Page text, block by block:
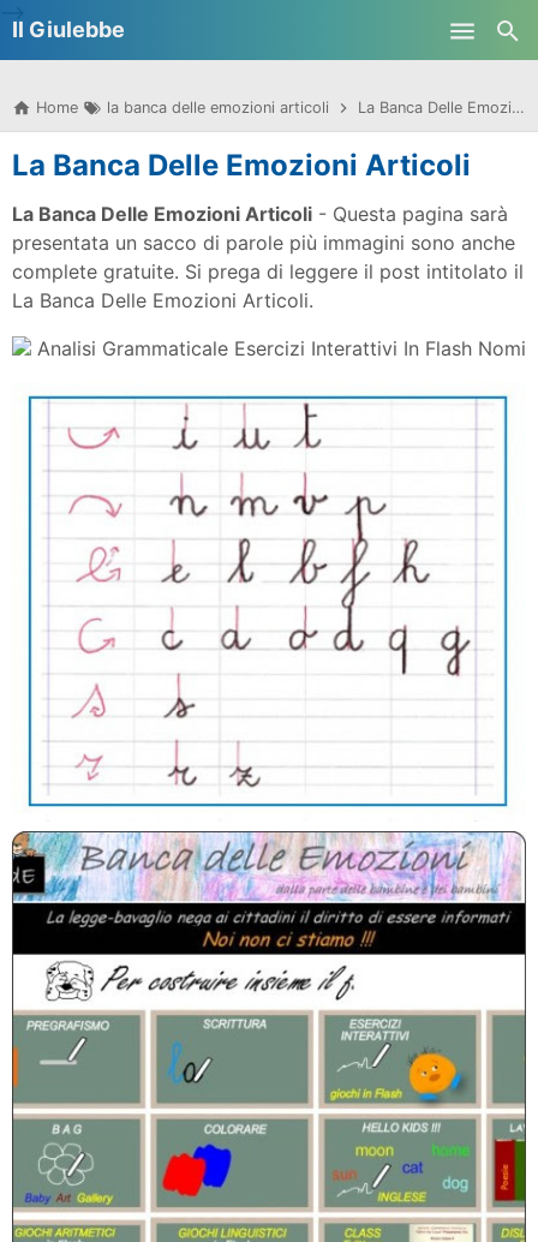
Il Giulebbe
Home la banca delle emozioni articoli La Banca Delle Emozioni Articoli
La Banca Delle Emozioni Articoli
La Banca Delle Emozioni Articoli - Questa pagina sarà
presentata un sacco di parole più immagini sono anche
complete gratuite. Si prega di leggere il post intitolato il
La Banca Delle Emozioni Articoli.
Analisi Grammaticale Esercizi Interattivi In Flash Nomi